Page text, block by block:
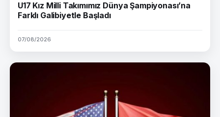
U17 Kız Milli Takımımız Dünya Şampiyonası’na
Farklı Galibiyetle Başladı
07/08/2026